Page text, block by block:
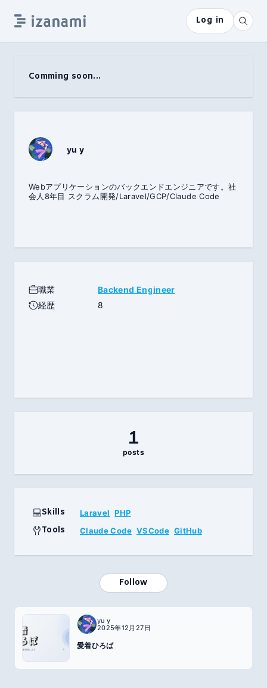
Log in
Comming soon...
yu y
Webアプリケーションのバックエンドエンジニアです。社
会人8年目 スクラム開発/Laravel/GCP/Claude Code
職業
Backend Engineer
経歴
8
1
posts
Skills Laravel PHP
Tools Claude Code VSCode GitHub
Follow
yu y
2025年12月27日
愛着ひろば